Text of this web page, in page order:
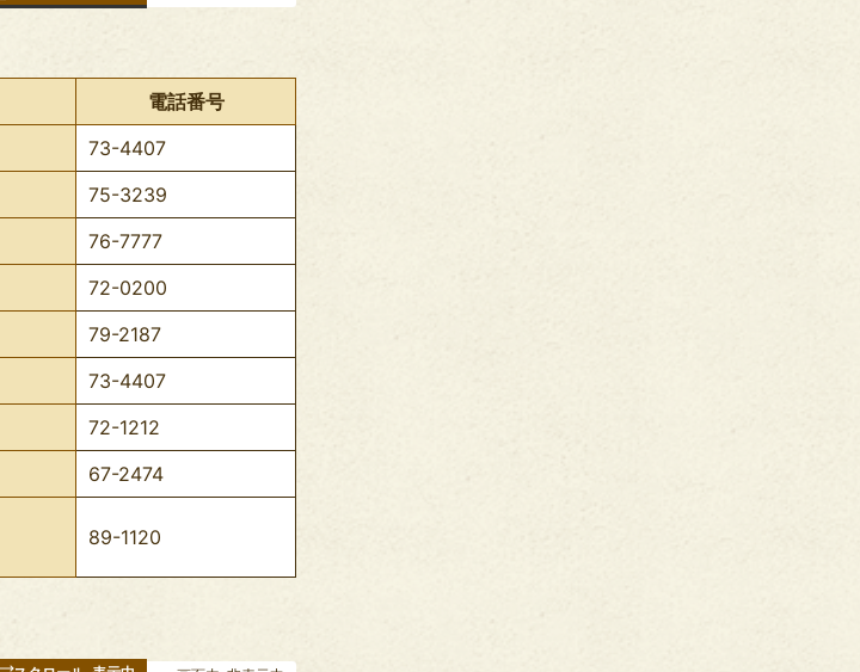
電話番号
73-4407
75-3239
76-7777
72-0200
79-2187
73-4407
72-1212
67-2474
89-1120